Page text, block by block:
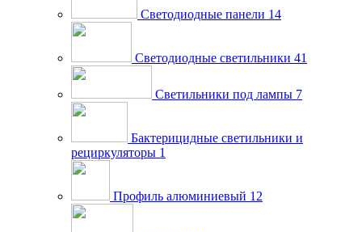
Светодиодные панели 14
Светодиодные светильники 41
Светильники под лампы 7
Бактерицидные светильники и
рециркуляторы 1
Профиль алюминиевый 12